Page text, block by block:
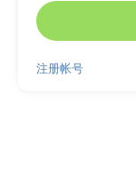
注册帐号